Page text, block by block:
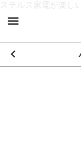
ステルス家電が楽しい